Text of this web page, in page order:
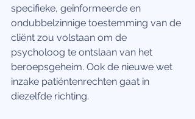
specifieke, geïnformeerde en
ondubbelzinnige toestemming van de
cliënt zou volstaan om de
psycholoog te ontslaan van het
beroepsgeheim. Ook de nieuwe wet
inzake patiëntenrechten gaat in
diezelfde richting.